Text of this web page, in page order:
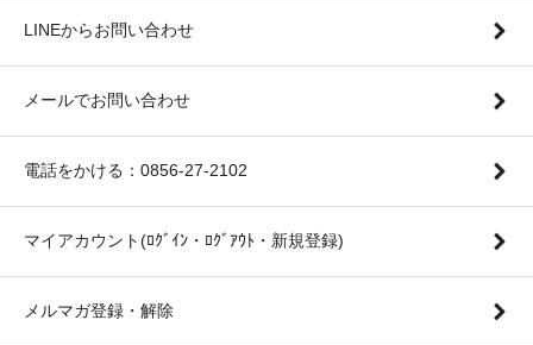
LINEからお問い合わせ
メールでお問い合わせ
電話をかける：0856-27-2102
マイアカウント(ﾛｸﾞｲﾝ・ﾛｸﾞｱｳﾄ・新規登録)
メルマガ登録・解除